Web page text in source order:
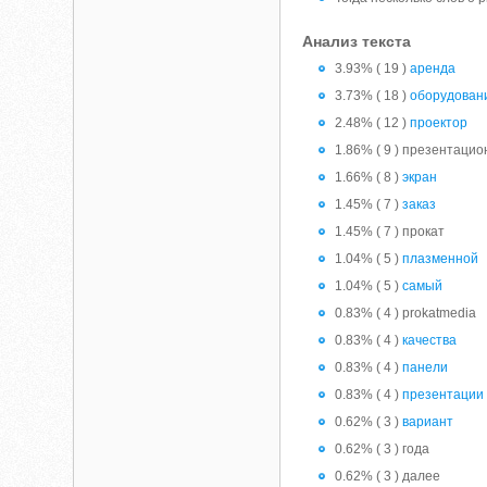
Анализ текста
3.93% ( 19 )аренда
3.73% ( 18 )
2.48% ( 12 )проектор
1.86% ( 9 )
1.66% ( 8 )экран
1.45% ( 7 )заказ
1.45% ( 7 ) прокат
1.04% ( 5 )плазменной
1.04% ( 5 )самый
0.83% ( 4 ) prokatmedia
0.83% ( 4 )качества
0.83% ( 4 )панели
0.83% ( 4 )презентации
0.62% ( 3 )вариант
0.62% ( 3 ) года
0.62% ( 3 ) далее